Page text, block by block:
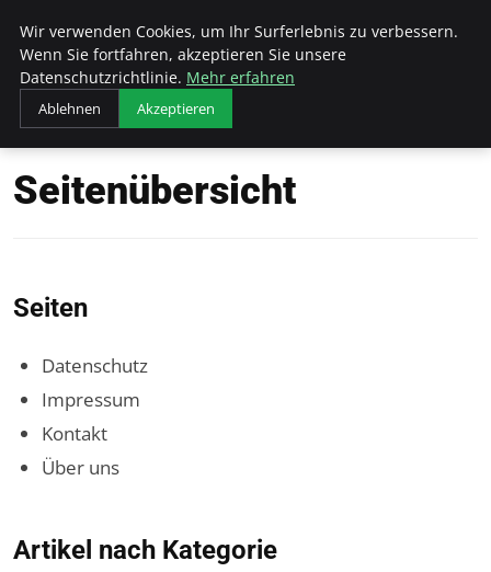
Unseretop10
Startseite Seitenübersicht
Seitenübersicht
Seiten
Datenschutz
Impressum
Kontakt
Über uns
Artikel nach Kategorie
Wir verwenden Cookies, um Ihr Surferlebnis zu verbessern.
Wenn Sie fortfahren, akzeptieren Sie unsere
Datenschutzrichtlinie. Mehr erfahren
Ablehnen Akzeptieren